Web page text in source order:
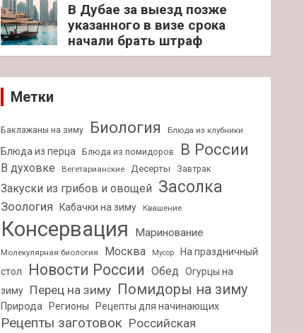
В Дубае за выезд позже
указанного в визе срока
начали брать штраф
Метки
Баклажаны на зиму Биология Блюда из клубники
Блюда из перца Блюда из помидоров В России
В духовке Вегетарианские Десерты Завтрак
Закуски из грибов и овощей Засолка
Зоология Кабачки на зиму Квашение
Консервация Маринование
Молекулярная биология Москва Мусор
На праздничный
стол
Новости России Обед
Огурцы на
зиму
Перец на зиму Помидоры на зиму
Природа Регионы Рецепты для начинающих
Рецепты заготовок Российская